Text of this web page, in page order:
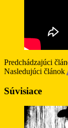
Predchádzajúci
Nasledujúci článok
Súvisiace